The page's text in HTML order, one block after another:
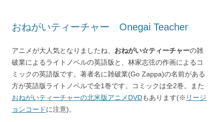
おねがいティーチャー Onegai Teacher
アニメが大人気となりましたね、 おねがい☆ティーチャーの雑
破業によるライトノベルの英語版と、林家志弦の作画によるコ
ミックの英語版です。著者名に雑破業(Go Zappa)の名前がある
方が英語版ライトノベルで全1巻です。コミックは全2巻。また
おねがいティーチャーの北米版アニメDVDもあります(※ リージ
ョンコードに注意)。